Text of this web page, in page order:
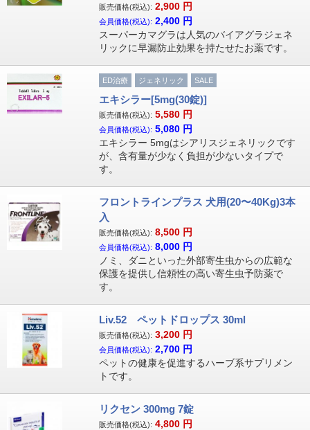
販売価格(税込): 2,900 円
会員価格(税込): 2,400 円
スーパーカマグラは人気のバイアグラジェネ
リックに早漏防止効果を持たせたお薬です。
ED治療 ジェネリック SALE
エキシラー[5mg(30錠)]
販売価格(税込): 5,580 円
会員価格(税込): 5,080 円
エキシラー 5mgはシアリスジェネリックです
が、含有量が少なく負担が少ないタイプで
す。
フロントラインプラス 犬用(20〜40Kg)3本
入
販売価格(税込): 8,500 円
会員価格(税込): 8,000 円
ノミ、ダニといった外部寄生虫からの広範な
保護を提供し信頼性の高い寄生虫予防薬で
す。
Liv.52 ペットドロップス 30ml
販売価格(税込): 3,200 円
会員価格(税込): 2,700 円
ペットの健康を促進するハーブ系サプリメン
トです。
リクセン 300mg 7錠
販売価格(税込): 4,800 円